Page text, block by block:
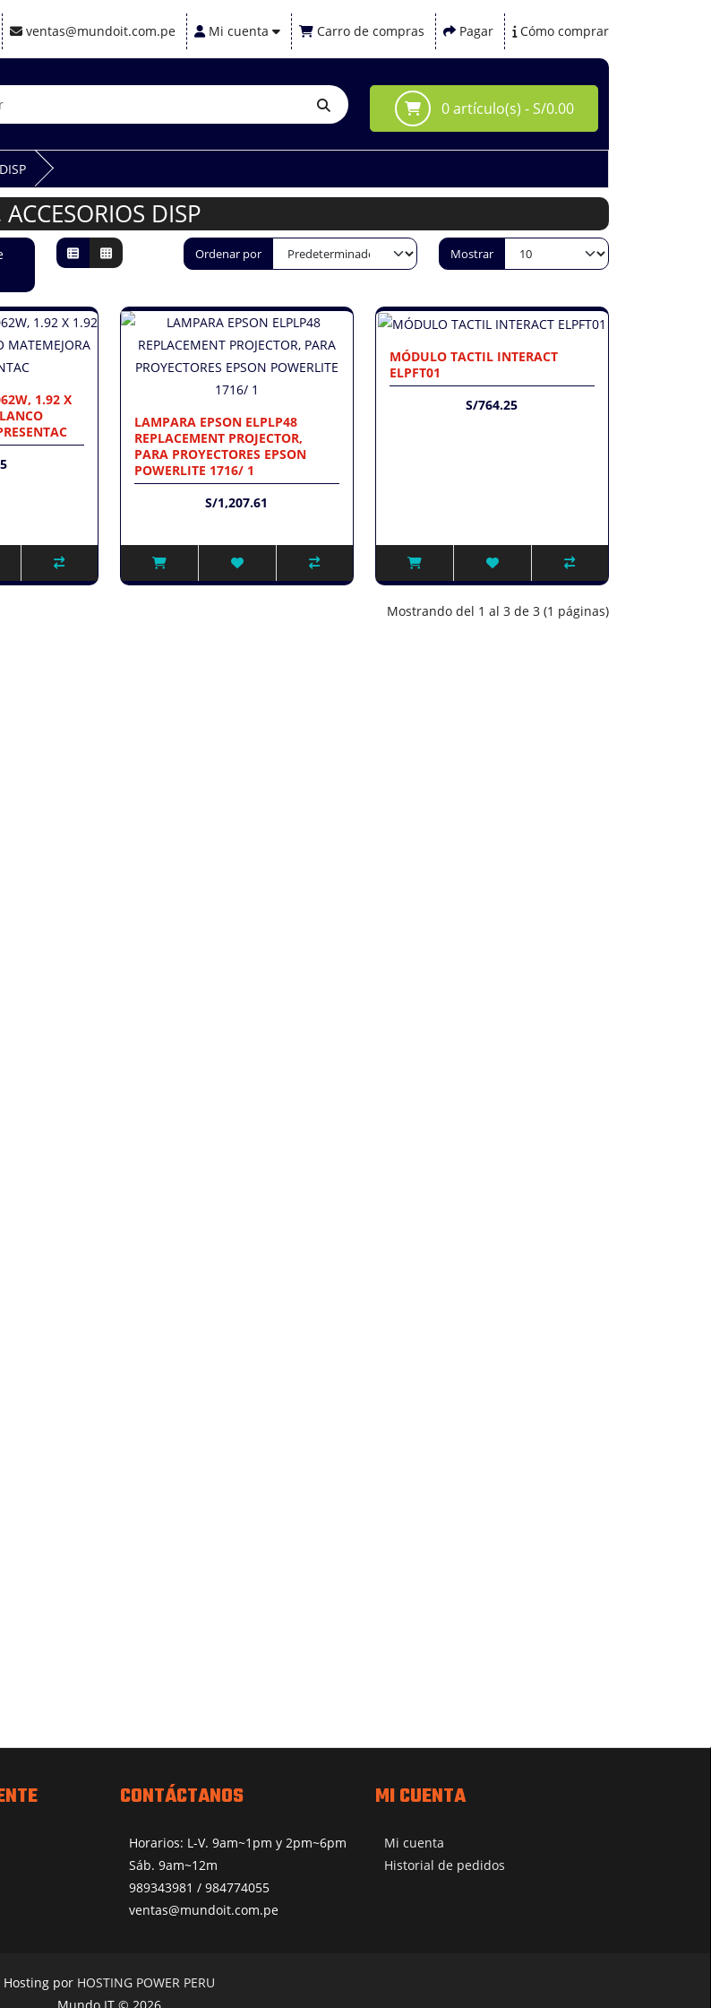
ventas@mundoit.com.pe Mi cuenta Carro de compras Pagar Cómo comprar
0 artículo(s) - S/0.00
DISP
Ordenar por Mostrar
1.92 X
LAMPARA EPSON ELPLP48
REPLACEMENT PROJECTOR,
PARA PROYECTORES EPSON
POWERLITE 1716/ 1
S/1,207.61
MÓDULO TACTIL INTERACT
ELPFT01
S/764.25
Mostrando del 1 al 3 de 3 (1 páginas)
CONTÁCTANOS
Horarios: L-V. 9am~1pm y 2pm~6pm
Sáb. 9am~12m
989343981 / 984774055
ventas@mundoit.com.pe
MI CUENTA
Mi cuenta
Historial de pedidos
Hosting por HOSTING POWER PERU